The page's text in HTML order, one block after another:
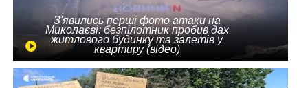
З'явились перші фото атаки на
Миколаєві: безпілотник пробив дах
житлового будинку та залетів у
квартиру (відео)